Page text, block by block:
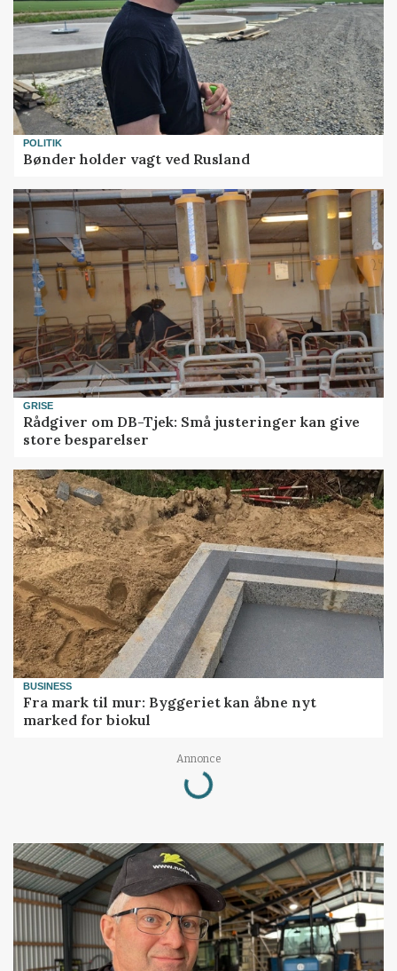
POLITIK
Bønder holder vagt ved Rusland
GRISE
Rådgiver om DB-Tjek: Små justeringer kan give
store besparelser
BUSINESS
Fra mark til mur: Byggeriet kan åbne nyt
marked for biokul
Annonce
Loading...